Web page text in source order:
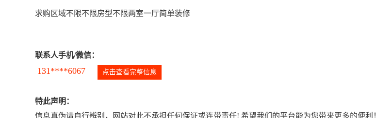
求购区域不限不限房型不限两室一厅简单装修
联系人手机/微信：
131****6067 点击查看完整信息
特此声明：
信息真伪请自行辨别，网站对此不承担任何保证或连带责任! 希望我们的平台能为您带来更多的便利！